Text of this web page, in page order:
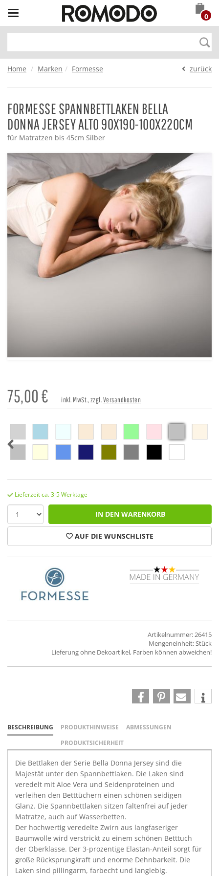
Toggle
navigation
0
Home Marken Formesse zurück
FORMESSE SPANNBETTLAKEN BELLA
DONNA JERSEY ALTO 90X190-100X220CM
für Matratzen bis 45cm Silber
75,00€ inkl. MwSt., zzgl.Versandkosten
Lieferzeit ca. 3-5 Werktage
IN DEN WARENKORB
AUF DIE WUNSCHLISTE
Artikelnummer: 26415
Mengeneinheit: Stück
Lieferung ohne Dekoartikel, Farben können abweichen!
BESCHREIBUNG PRODUKTHINWEISE
ABMESSUNGEN
PRODUKTSICHERHEIT
Die Bettlaken der Serie Bella Donna Jersey sind die
Majestät unter den Spannbettlaken. Die Laken sind
veredelt mit Aloe Vera und Seidenproteinen und
verleihen den Betttüchern einen schönen seidigen
Glanz. Die Spannbettlaken sitzen faltenfrei auf jeder
Matratze, auch auf Wasserbetten.
Der hochwertig veredelte Zwirn aus langfaseriger
Baumwolle wird verstrickt zu einem schönen Betttuch
der Oberklasse. Der 3-prozentige Elastan-Anteil sorgt für
große Rücksprungkraft und enorme Dehnbarkeit. Die
Laken sind pillingarm, farbecht und langlebig.